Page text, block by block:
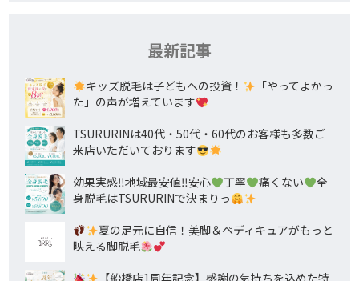
最新記事
キッズ脱毛は子どもへの投資！
「やってよかっ
た」の声が増えています
TSURURINは40代・50代・60代のお客様も多数ご
来店いただいております
効果実感‼地域最安値‼安心
丁寧 痛くない
全
身脱毛はTSURURINで決まりっ
夏の足元に自信！美脚＆ペディキュアがもっと
映える脚脱毛